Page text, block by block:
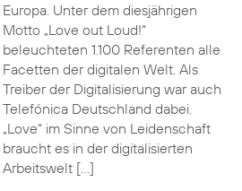
Europa. Unter dem diesjährigen
Motto „Love out Loud!“
beleuchteten 1.100 Referenten alle
Facetten der digitalen Welt. Als
Treiber der Digitalisierung war auch
Telefónica Deutschland dabei.
„Love“ im Sinne von Leidenschaft
braucht es in der digitalisierten
Arbeitswelt […]